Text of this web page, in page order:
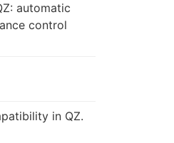
automatic
control
in QZ.